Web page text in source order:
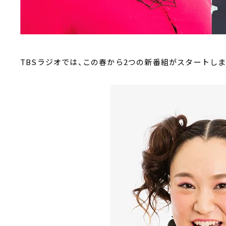
TBSラジオでは、この春から2つの新番組がスタートし